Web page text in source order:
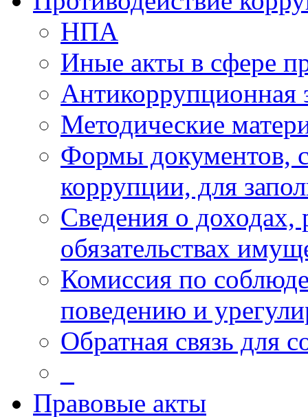
НПА
Иные акты в сфере
Антикоррупционная
Методические
Формы документов,
коррупции, для
Сведения о доходах,
обязательствах
Комиссия по
поведению и
Обратная связь для
Правовые акты